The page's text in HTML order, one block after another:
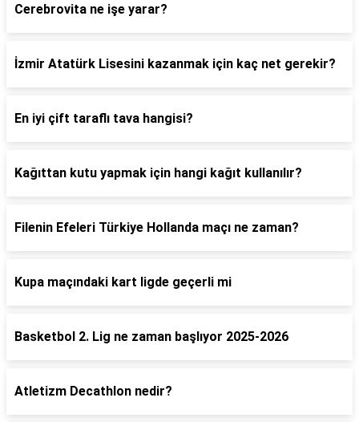
Cerebrovita ne işe yarar?
İzmir Atatürk Lisesini kazanmak için kaç net gerekir?
En iyi çift taraflı tava hangisi?
Kağıttan kutu yapmak için hangi kağıt kullanılır?
Filenin Efeleri Türkiye Hollanda maçı ne zaman?
Kupa maçındaki kart ligde geçerli mi
Basketbol 2. Lig ne zaman başlıyor 2025-2026
Atletizm Decathlon nedir?